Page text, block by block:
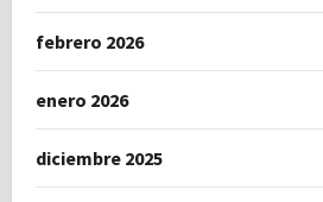
febrero 2026
enero 2026
diciembre 2025